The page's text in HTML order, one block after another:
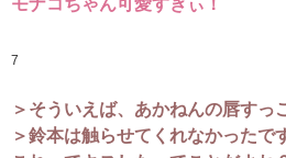
モナコちゃん可愛すぎぃ！
7
＞そういえば、あかねんの唇すっ
＞鈴本は触らせてくれなかったで